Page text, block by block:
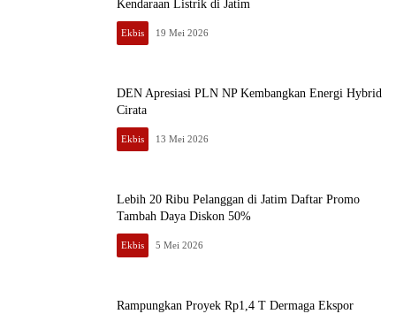
Kendaraan Listrik di Jatim
Ekbis 19 Mei 2026
DEN Apresiasi PLN NP Kembangkan Energi Hybrid
Cirata
Ekbis 13 Mei 2026
Lebih 20 Ribu Pelanggan di Jatim Daftar Promo
Tambah Daya Diskon 50%
Ekbis 5 Mei 2026
Rampungkan Proyek Rp1,4 T Dermaga Ekspor